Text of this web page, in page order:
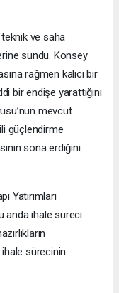
teknik ve saha
sundu. Konsey
rağmen kalıcı bir
bir endişe yarattığını
mevcut
güçlendirme
sona erdiğini
Yatırımları
anda ihale süreci
ihale sürecinin